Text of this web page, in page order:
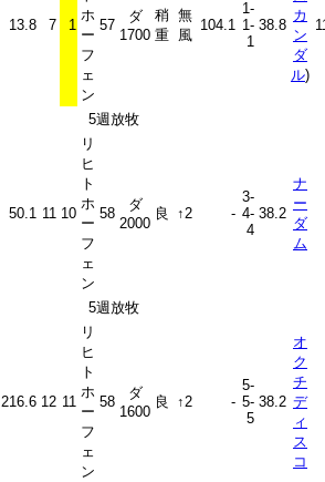
13.8 7 1
ホ
ー
フ
ェ
ン
57
ダ
1700
稍
重
無
風
104.1
1-
1-
1
38.8
カ
ン
ダ
ル)
5週放牧
50.1 11 10
リ
ヒ
ト
ホ
ー
フ
ェ
ン
58
ダ
2000
良 ↑2 -
3-
4-
4
38.2
ナ
ー
ダ
ム
5週放牧
216.6 12 11
リ
ヒ
ト
ホ
ー
フ
ェ
ン
58
ダ
1600
良 ↑2 -
5-
5-
5
38.2
オ
ク
チ
デ
ィ
ス
コ